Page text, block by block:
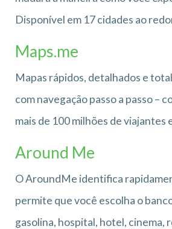
Disponível em 17 cidades ao
Maps.me
Mapas rápidos, detalhados e
com navegação passo a passo –
mais de 100 milhões de viajantes
Around Me
O AroundMe identifica
permite que você escolha o
gasolina, hospital, hotel, cinema,